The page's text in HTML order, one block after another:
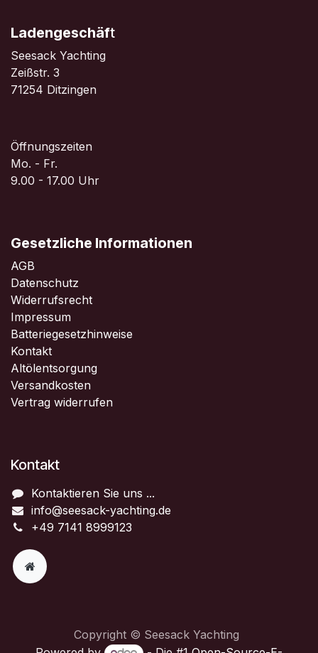
Ladengeschäft
Seesack Yachting
Zeißstr. 3
71254 Ditzingen
Öffnungszeiten
Mo. - Fr.
9.00 - 17.00 Uhr
Gesetzliche Informationen
AGB
Datenschutz
Widerrufsrecht
Impressum
Batteriegesetzhinweise
Kontakt
Altölentsorgung
Versandkosten
Vertrag widerrufen
Kontakt
Kontaktieren Sie uns ...
info@seesack-yachting.de
+49 7141 8999123
Copyright © Seesack Yachting